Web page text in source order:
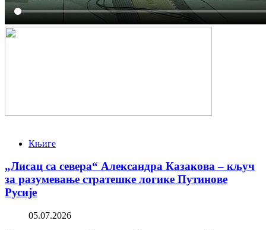
Књиге
„Лисац са севера“ Александра Казакова – кључ
за разумевање стратешке логике Путинове
Русије
05.07.2026